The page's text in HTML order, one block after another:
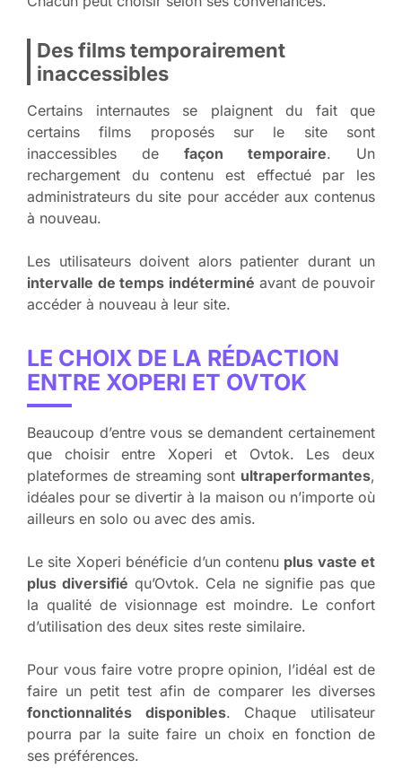
Des films temporairement
inaccessibles
Certains internautes se plaignent du fait que
certains films proposés sur le site sont
inaccessibles de façon temporaire. Un
rechargement du contenu est effectué par les
administrateurs du site pour accéder aux contenus
à nouveau.
Les utilisateurs doivent alors patienter durant un
intervalle de temps indéterminé avant de pouvoir
accéder à nouveau à leur site.
LE CHOIX DE LA RÉDACTION
ENTRE XOPERI ET OVTOK
Beaucoup d’entre vous se demandent certainement
que choisir entre Xoperi et Ovtok. Les deux
plateformes de streaming sont ultraperformantes,
idéales pour se divertir à la maison ou n’importe où
ailleurs en solo ou avec des amis.
Le site Xoperi bénéficie d’un contenu plus vaste et
plus diversifié qu’Ovtok. Cela ne signifie pas que
la qualité de visionnage est moindre. Le confort
d’utilisation des deux sites reste similaire.
Pour vous faire votre propre opinion, l’idéal est de
faire un petit test afin de comparer les diverses
fonctionnalités disponibles. Chaque utilisateur
pourra par la suite faire un choix en fonction de
ses préférences.